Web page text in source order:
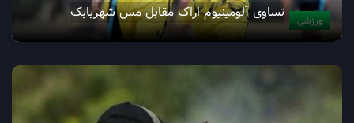
ورزشی تساوی آلومینیوم اراک مقابل مس شهربابک